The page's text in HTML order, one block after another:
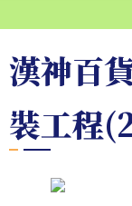
漢神百
裝工程